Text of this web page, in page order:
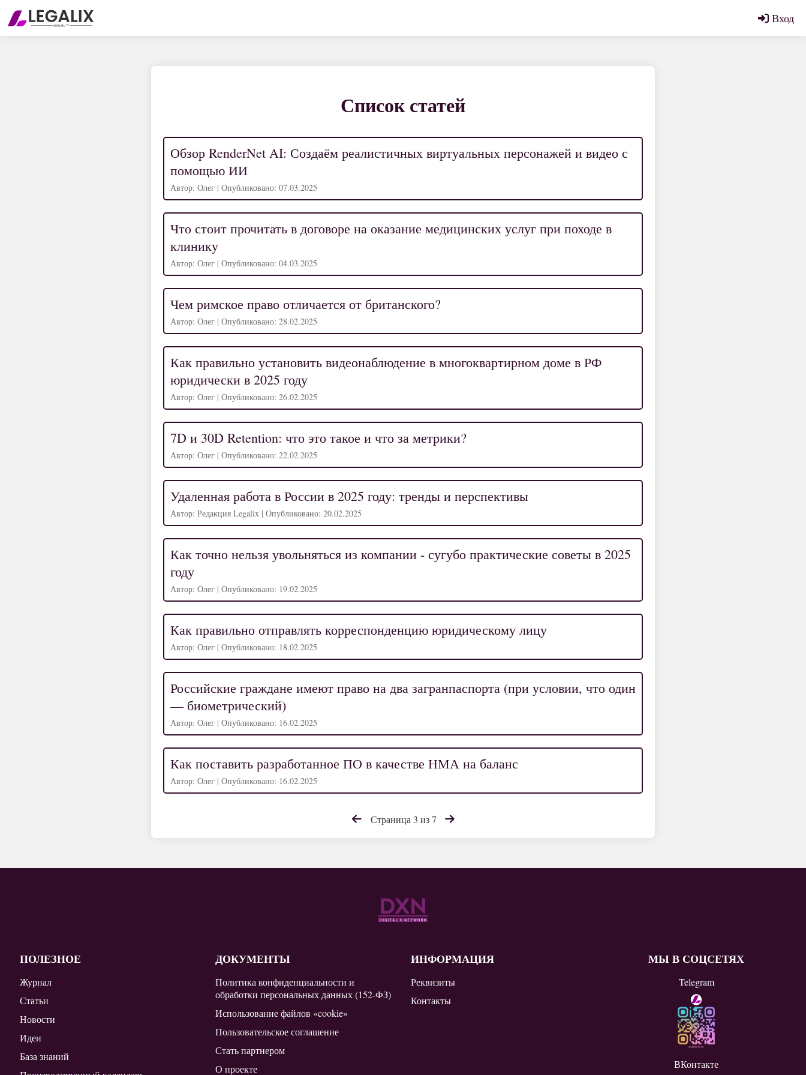
Вход
Список статей
Обзор RenderNet AI: Создаём реалистичных виртуальных персонажей и видео с
помощью ИИ
Автор: Олег | Опубликовано: 07.03.2025
Что стоит прочитать в договоре на оказание медицинских услуг при походе в
клинику
Автор: Олег | Опубликовано: 04.03.2025
Чем римское право отличается от британского?
Автор: Олег | Опубликовано: 28.02.2025
Как правильно установить видеонаблюдение в многоквартирном доме в РФ
юридически в 2025 году
Автор: Олег | Опубликовано: 26.02.2025
7D и 30D Retention: что это такое и что за метрики?
Автор: Олег | Опубликовано: 22.02.2025
Удаленная работа в России в 2025 году: тренды и перспективы
Автор: Редакция Legalix | Опубликовано: 20.02.2025
Как точно нельзя увольняться из компании - сугубо практические советы в 2025
году
Автор: Олег | Опубликовано: 19.02.2025
Как правильно отправлять корреспонденцию юридическому лицу
Автор: Олег | Опубликовано: 18.02.2025
Российские граждане имеют право на два загранпаспорта (при условии, что один
— биометрический)
Автор: Олег | Опубликовано: 16.02.2025
Как поставить разработанное ПО в качестве НМА на баланс
Автор: Олег | Опубликовано: 16.02.2025
Страница 3 из 7
ПОЛЕЗНОЕ
Журнал
Статьи
Новости
Идеи
База знаний
ДОКУМЕНТЫ
Политика конфиденциальности и
обработки персональных данных (152-ФЗ)
Использование файлов «cookie»
Пользовательское соглашение
Стать партнером
О проекте
ИНФОРМАЦИЯ
Реквизиты
Контакты
МЫ В СОЦСЕТЯХ
Telegram
ВКонтакте